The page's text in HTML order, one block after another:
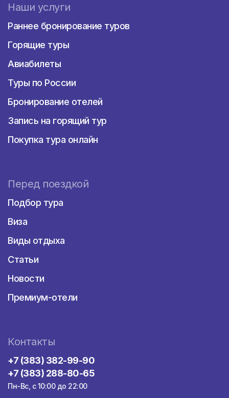
Наши услуги
Раннее бронирование туров
Горящие туры
Авиабилеты
Туры по России
Бронирование отелей
Запись на горящий тур
Покупка тура онлайн
Перед поездкой
Подбор тура
Виза
Виды отдыха
Статьи
Новости
Премиум-отели
Контакты
+7 (383) 382-99-90
+7 (383) 288-80-65
Пн-Вс, с 10:00 до 22:00